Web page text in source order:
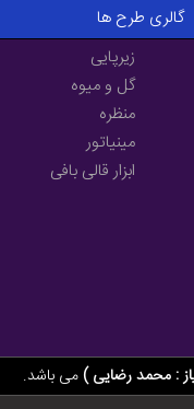
گالری طرح ها
زیرپایی
گل و میوه
منظره
مینیاتور
ابزار قالی بافی
: محمد رضایی ) می باشد.